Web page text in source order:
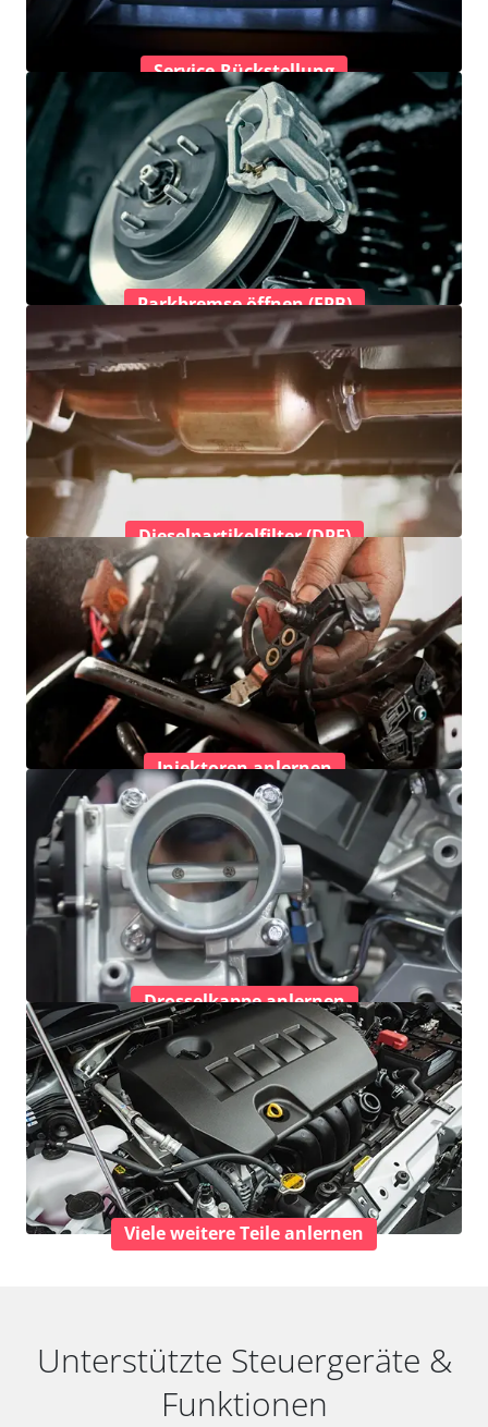
Service-Rückstellung
Parkbremse öffnen (EPB)
Dieselpartikelfilter (DPF)
Injektoren anlernen
Drosselkappe anlernen
Viele weitere Teile anlernen
Unterstützte Steuergeräte &
Funktionen